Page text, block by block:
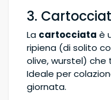
3.
La cartocciata è
ripiena (di solito
olive, wurstel) che
Ideale per
giornata.